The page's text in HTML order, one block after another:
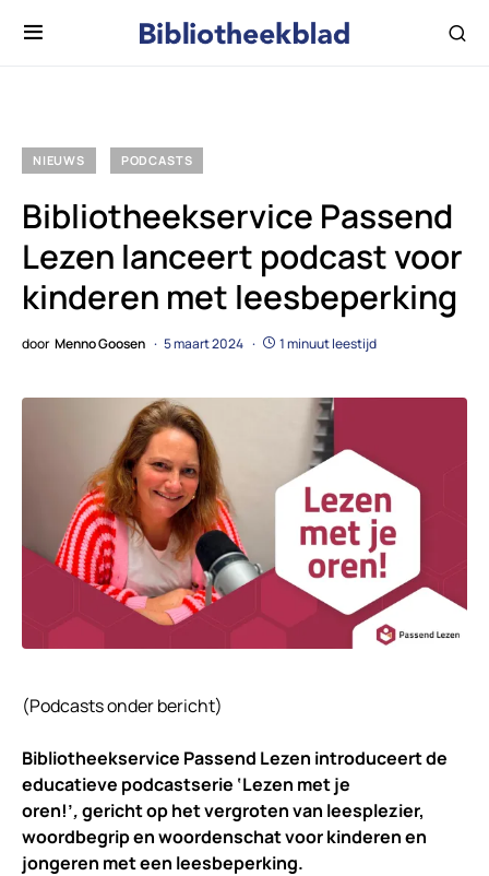
NIEUWS PODCASTS
Bibliotheekservice Passend
Lezen lanceert podcast voor
kinderen met leesbeperking
door Menno Goosen 5 maart 2024 1 minuut leestijd
(Podcasts onder bericht)
Bibliotheekservice Passend Lezen introduceert de
educatieve podcastserie ‘Lezen met je
oren!’,gericht op het vergroten van leesplezier,
woordbegrip en woordenschat voor kinderen en
jongeren met een leesbeperking.